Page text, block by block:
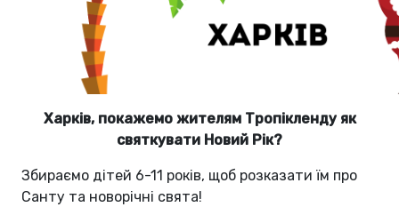
Харків, покажемо жителям Тропікленду як
святкувати Новий Рік?
Збираємо дітей 6-11 років, щоб розказати їм про
Санту та новорічні свята!